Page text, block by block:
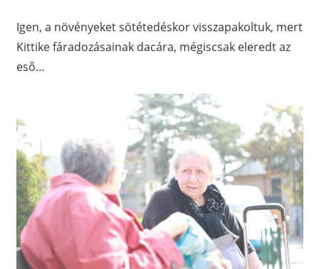
Igen, a növényeket sötétedéskor visszapakoltuk, mert
Kittike fáradozásainak dacára, mégiscsak eleredt az
eső…